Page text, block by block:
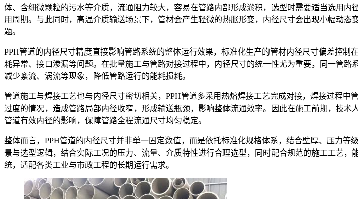
体、含细微颗粒的污水等介质，流通阻力较大，容易在管路内部形成淤积，选型时需要适当选用
用周期。与此同时，高温介质输送场景下，管材会产生轻微的热胀形变，内径尺寸会出现小幅动
题。
PPH管道的内径尺寸精度直接影响管路系统的整体运行效果，标准化生产的管材内径尺寸偏差控
耗异常、接口渗漏等问题。在批量施工与管路对接过程中，内径尺寸的统一性尤为重要，同一管
减少紊流、涡流等现象，降低管路运行的能耗损耗。
管道施工与焊接工艺也与内径尺寸密切相关，PPH管道多采用热熔焊接工艺完成对接，焊接过程
过度的情况，造成管路局部内径收窄，形成输送瓶颈，影响整体流通效率。因此在施工前期，技
管道有效内径的影响，保障管路全程流通尺寸均匀稳定。
整体而言，PPH管道的内径尺寸并非单一固定数值，而是依托标准化规格体系，结合壁厚、压力
景与选型逻辑，结合实际工况的压力、流量、介质特性进行合理选型，同时配合规范的施工工艺
统，适配各类工业与市政工程的长期运行需求。